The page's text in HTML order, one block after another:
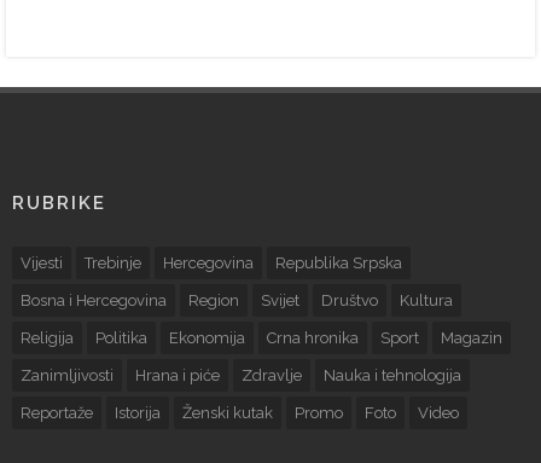
RUBRIKE
Vijesti Trebinje Hercegovina Republika Srpska
Bosna i Hercegovina Region Svijet Društvo Kultura
Religija Politika Ekonomija Crna hronika Sport Magazin
Zanimljivosti Hrana i piće Zdravlje Nauka i tehnologija
Reportaže Istorija Ženski kutak Promo Foto Video